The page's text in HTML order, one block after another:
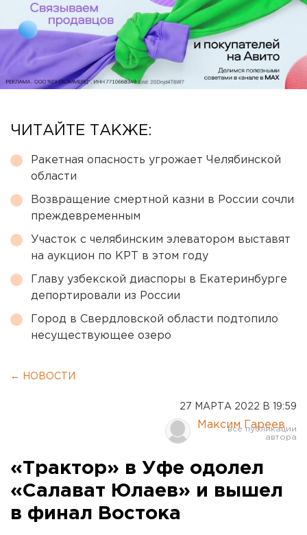
ЧИТАЙТЕ ТАКЖЕ:
Ракетная опасность угрожает Челябинской
области
Возвращение смертной казни в России сочли
преждевременным
Участок с челябинским элеватором выставят
на аукцион по КРТ в этом году
Главу узбекской диаспоры в Екатеринбурге
депортировали из России
Город в Свердловской области подтопило
несуществующее озеро
← НОВОСТИ
27 МАРТА 2022 В 19:59
Максим Гареев
«Трактор» в Уфе одолел
«Салават Юлаев» и вышел
в финал Востока